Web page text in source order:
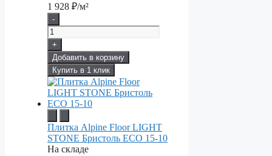
1 928 ₽/м²
-
+
Добавить в корзину
Купить в 1 клик
Плитка Alpine Floor LIGHT
STONE Бристоль ЕСО 15-10
На складе